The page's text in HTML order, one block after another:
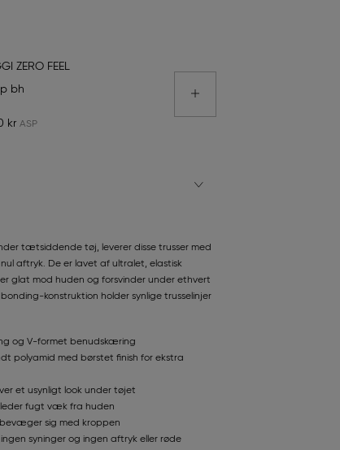
ZERO FEEL
bh
kr
tætsiddende tøj, leverer disse trusser med
aftryk. De er lavet af ultralet, elastisk
glat mod huden og forsvinder under ethvert
konstruktion holder synlige trusselinjer
og V-formet benudskæring
polyamid med børstet finish for ekstra
et usynligt look under tøjet
fugt væk fra huden
sig med kroppen
ingen syninger og ingen aftryk eller røde